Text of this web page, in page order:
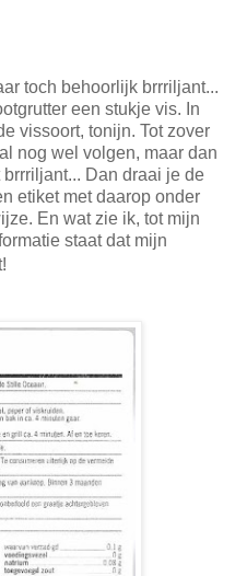
toch behoorlijk brrriljant...
een stukje vis. In
vissoort, tonijn. Tot zover
nog wel volgen, maar dan
Dan draai je de
etiket met daarop onder
En wat zie ik, tot mijn
staat dat mijn